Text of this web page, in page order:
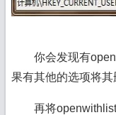
你会发现有
果有其他的选项将其
再将openwithlist